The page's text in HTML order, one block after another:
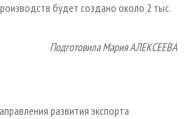
будет создано около 2 тыс.
Подготовила Мария АЛЕКСЕЕВА
развития экспорта